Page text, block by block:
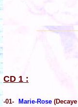
CD 1 :
-01- Marie-Rose